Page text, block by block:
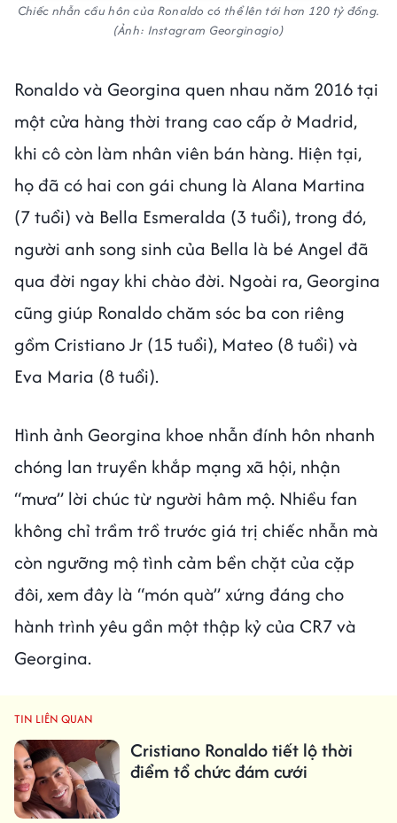
Chiếc nhẫn cầu hôn của Ronaldo có thể lên tới hơn 120 tỷ đồng.
(Ảnh: Instagram Georginagio)
Ronaldo và Georgina quen nhau năm 2016 tại
một cửa hàng thời trang cao cấp ở Madrid,
khi cô còn làm nhân viên bán hàng. Hiện tại,
họ đã có hai con gái chung là Alana Martina
(7 tuổi) và Bella Esmeralda (3 tuổi), trong đó,
người anh song sinh của Bella là bé Angel đã
qua đời ngay khi chào đời. Ngoài ra, Georgina
cũng giúp Ronaldo chăm sóc ba con riêng
gồm Cristiano Jr (15 tuổi), Mateo (8 tuổi) và
Eva Maria (8 tuổi).
Hình ảnh Georgina khoe nhẫn đính hôn nhanh
chóng lan truyền khắp mạng xã hội, nhận
“mưa” lời chúc từ người hâm mộ. Nhiều fan
không chỉ trầm trồ trước giá trị chiếc nhẫn mà
còn ngưỡng mộ tình cảm bền chặt của cặp
đôi, xem đây là “món quà” xứng đáng cho
hành trình yêu gần một thập kỷ của CR7 và
Georgina.
TIN LIÊN QUAN
Cristiano Ronaldo tiết lộ thời
điểm tổ chức đám cưới